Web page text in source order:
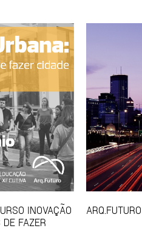
INOVAÇÃO
FAZER